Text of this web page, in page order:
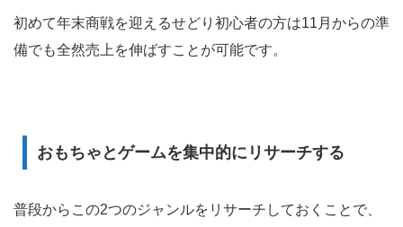
初めて年末商戦を迎えるせどり初心者の方は11月からの準
備でも全然売上を伸ばすことが可能です。
おもちゃとゲームを集中的にリサーチする
普段からこの2つのジャンルをリサーチしておくことで、